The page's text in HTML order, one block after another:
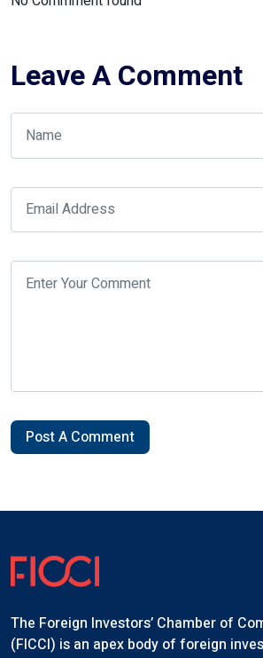
Leave A Comment
Post A Comment
The Foreign Investors’ Chamber of
(FICCI) is an apex body of foreign